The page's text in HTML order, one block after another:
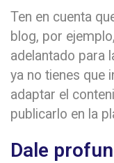
Ten en cuenta
blog, por
adelantado para
ya no tienes que
adaptar el
publicarlo en la
Dale